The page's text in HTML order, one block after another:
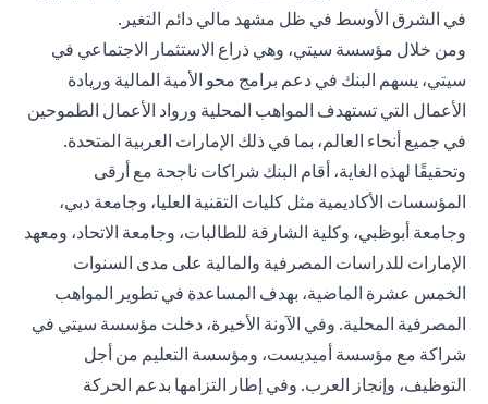
في الشرق الأوسط في ظل مشهد مالي دائم التغير.
ومن خلال مؤسسة سيتي، وهي ذراع الاستثمار الاجتماعي في
سيتي، يسهم البنك في دعم برامج محو الأمية المالية وريادة
الأعمال التي تستهدف المواهب المحلية ورواد الأعمال الطموحين
في جميع أنحاء العالم، بما في ذلك الإمارات العربية المتحدة.
وتحقيقًا لهذه الغاية، أقام البنك شراكات ناجحة مع أرقى
المؤسسات الأكاديمية مثل كليات التقنية العليا، وجامعة دبي،
وجامعة أبوظبي، وكلية الشارقة للطالبات، وجامعة الاتحاد، ومعهد
الإمارات للدراسات المصرفية والمالية على مدى السنوات
الخمس عشرة الماضية، بهدف المساعدة في تطوير المواهب
المصرفية المحلية. وفي الآونة الأخيرة، دخلت مؤسسة سيتي في
شراكة مع مؤسسة أميديست، ومؤسسة التعليم من أجل
التوظيف، وإنجاز العرب. وفي إطار التزامها بدعم الحركة